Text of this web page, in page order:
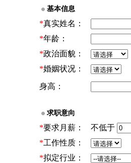
基本信息
*真实姓名：
*年龄：
*政治面貌：
*婚姻状况：
身高：
求职意向
*要求月薪： 不低于
*工作性质：
*拟定行业：